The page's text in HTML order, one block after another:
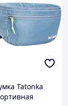
Tatonka